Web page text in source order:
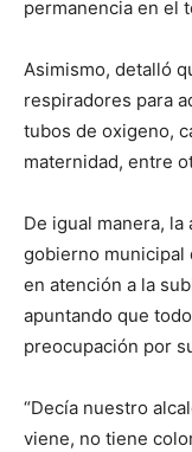
permanencia en el
Asimismo, detalló
respiradores para
tubos de oxigeno,
maternidad, entre
De igual manera,
gobierno municipal
en atención a la
apuntando que
preocupación por
“Decía nuestro
viene, no tiene